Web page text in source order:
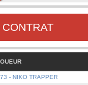
- NIKO TRAPPER